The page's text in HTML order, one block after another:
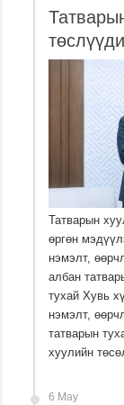
Татварын
өргөн
нэмэлт,
албан
тухай Хувь
нэмэлт,
татварын
хуулийн
6 May